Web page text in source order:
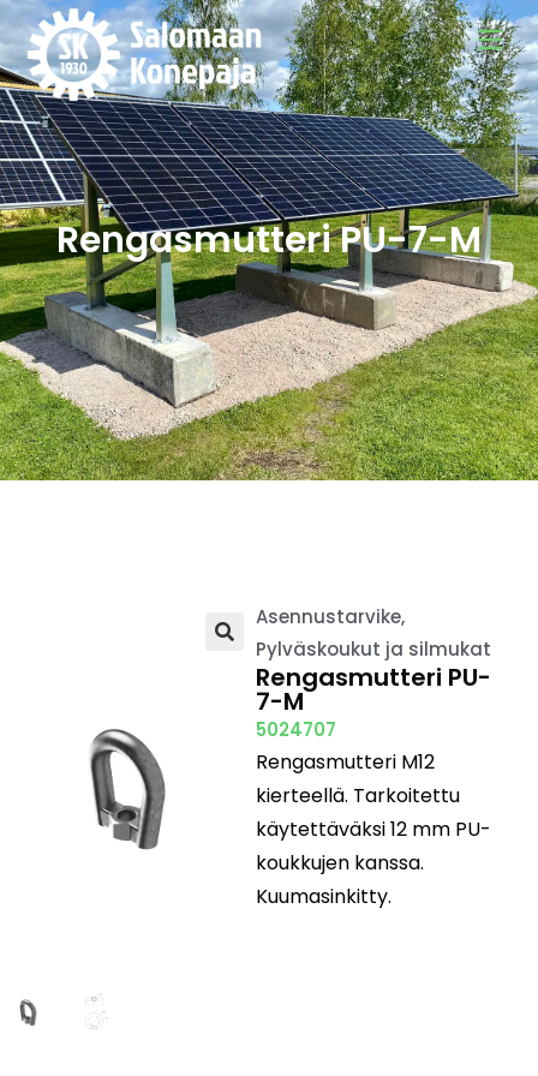
Rengasmutteri PU-7-M
Asennustarvike,
Pylväskoukut ja silmukat
Rengasmutteri PU-
7-M
5024707
Rengasmutteri M12
kierteellä. Tarkoitettu
käytettäväksi 12 mm PU-
koukkujen kanssa.
Kuumasinkitty.